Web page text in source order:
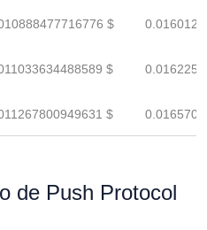
$
$
$
de Push Protocol